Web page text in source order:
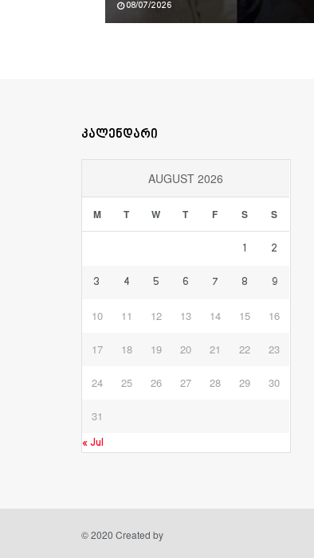
08/07/2026
კალენდარი
AUGUST 2026
M T W T F S S
1 2
3 4 5 6 7 8 9
10 11 12 13 14 15 16
17 18 19 20 21 22 23
24 25 26 27 28 29 30
31
« Jul
© 2020 Created by